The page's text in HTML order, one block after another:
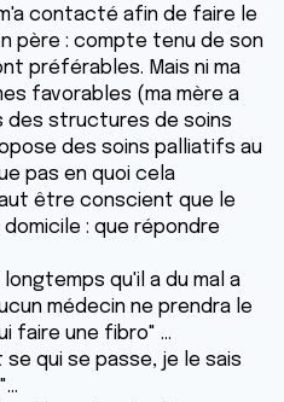
contacté afin de faire le
père : compte tenu de son
préférables. Mais ni ma
favorables (ma mère a
des structures de soins
des soins palliatifs au
pas en quoi cela
être conscient que le
: que répondre
qu'il a du mal a
médecin ne prendra le
faire une fibro" ...
qui se passe, je le sais